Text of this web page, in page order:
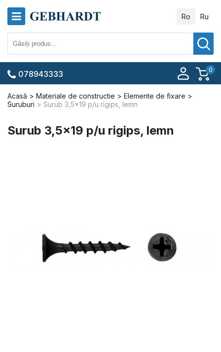
Ro Ru
0
078943333
Acasă Materiale de constructie
Elemente de fixare
Suruburi
Surub 3,5x19 p/u rigips, lemn
Surub 3,5x19 p/u rigips, lemn